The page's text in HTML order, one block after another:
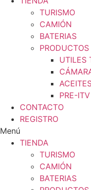
TURISMO
CAMIÓN
BATERIAS
PRODUCTOS
UTILES
PRE-ITV
CONTACTO
REGISTRO
Menú
TIENDA
TURISMO
CAMIÓN
BATERIAS